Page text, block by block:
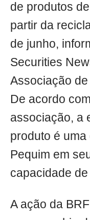
de produtos
partir da
de junho,
Securities
Associação
De acordo
associação, a
produto é
Pequim em
capacidade
A ação da